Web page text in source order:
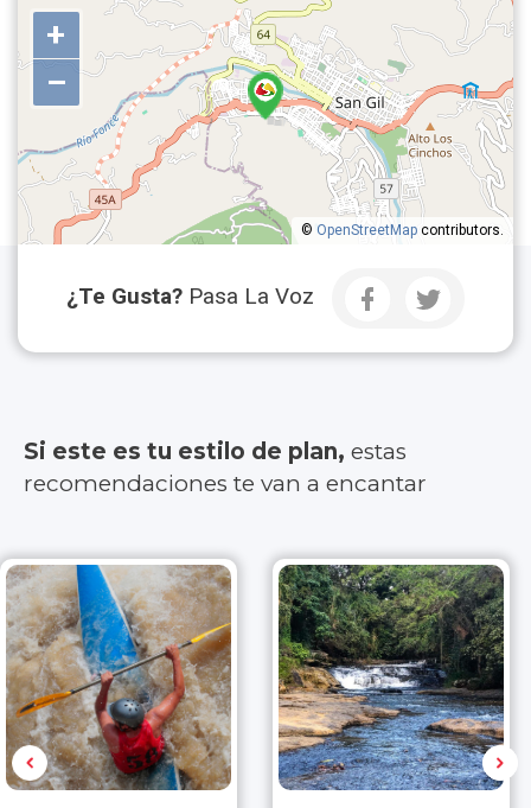
+
–
© OpenStreetMap contributors.
¿Te Gusta? Pasa La Voz
Si este es tu estilo de plan, estas
recomendaciones te van a encantar